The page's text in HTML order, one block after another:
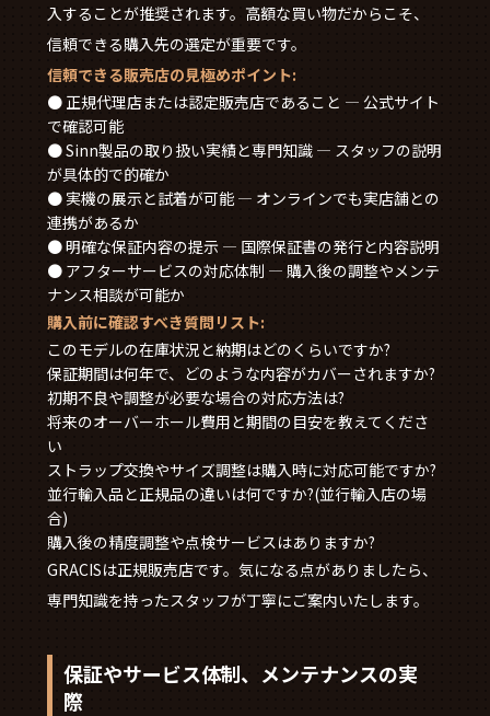
入することが推奨されます。高額な買い物だからこそ、
信頼できる購入先の選定が重要です。
信頼できる販売店の見極めポイント:
● 正規代理店または認定販売店であること — 公式サイト
で確認可能
● Sinn製品の取り扱い実績と専門知識 — スタッフの説明
が具体的で的確か
● 実機の展示と試着が可能 — オンラインでも実店舗との
連携があるか
● 明確な保証内容の提示 — 国際保証書の発行と内容説明
● アフターサービスの対応体制 — 購入後の調整やメンテ
ナンス相談が可能か
購入前に確認すべき質問リスト:
このモデルの在庫状況と納期はどのくらいですか?
保証期間は何年で、どのような内容がカバーされますか?
初期不良や調整が必要な場合の対応方法は?
将来のオーバーホール費用と期間の目安を教えてくださ
い
ストラップ交換やサイズ調整は購入時に対応可能ですか?
並行輸入品と正規品の違いは何ですか?(並行輸入店の場
合)
購入後の精度調整や点検サービスはありますか?
GRACISは正規販売店です。気になる点がありましたら、
専門知識を持ったスタッフが丁寧にご案内いたします。
保証やサービス体制、メンテナンスの実
際